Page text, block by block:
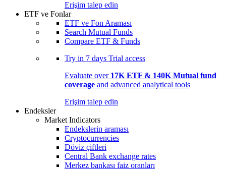
Erişim talep edin
ETF ve Fonlar
ETF ve Fon Araması
Search Mutual Funds
Compare ETF & Funds
Try in 7 days Trial access
Evaluate over 17K ETF & 140K Mutual fund
coverage and advanced analytical tools
Erişim talep edin
Endeksler
Market Indicators
Endekslerin araması
Cryptocurrencies
Döviz çiftleri
Central Bank exchange rates
Merkez bankası faiz oranları